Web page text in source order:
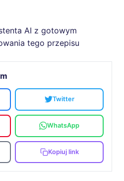
AI z gotowym
tego przepisu
Twitter
WhatsApp
Kopiuj link